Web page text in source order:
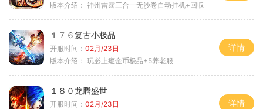
版本介绍： 神州雷霆三合一无沙卷自动挂机+回収
１７６复古小极品
开服时间： 02月/23日
版本介绍： 玩必上瘾金币极品+5养老服
详情
１８０龙腾盛世
开服时间： 02月/23日
详情